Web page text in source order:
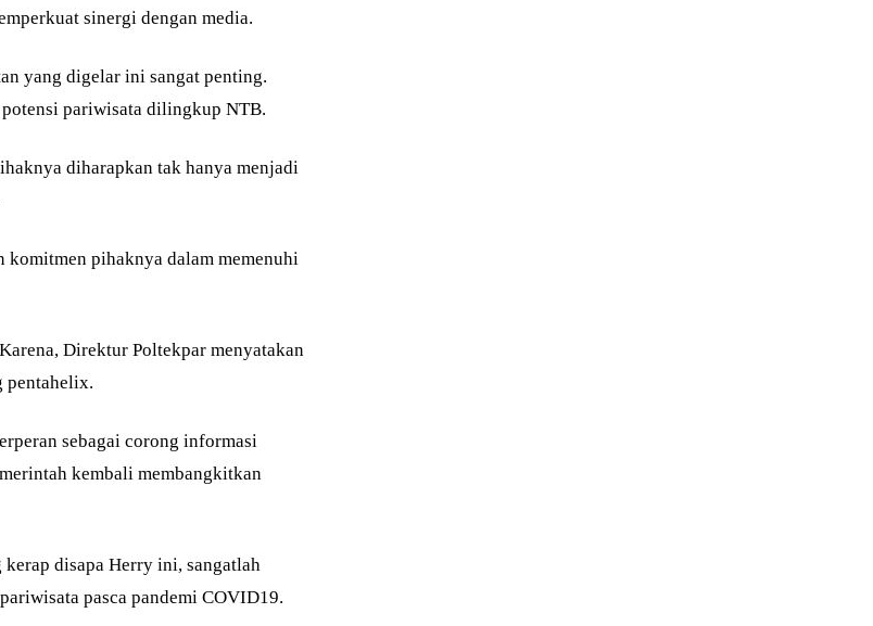
sinergi dengan media.
yang digelar ini sangat penting.
pariwisata dilingkup NTB.
diharapkan tak hanya menjadi
komitmen pihaknya dalam memenuhi
Direktur Poltekpar menyatakan
pentahelix.
sebagai corong informasi
kembali membangkitkan
disapa Herry ini, sangatlah
pasca pandemi COVID19.